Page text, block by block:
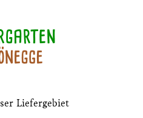
Liefergebiet